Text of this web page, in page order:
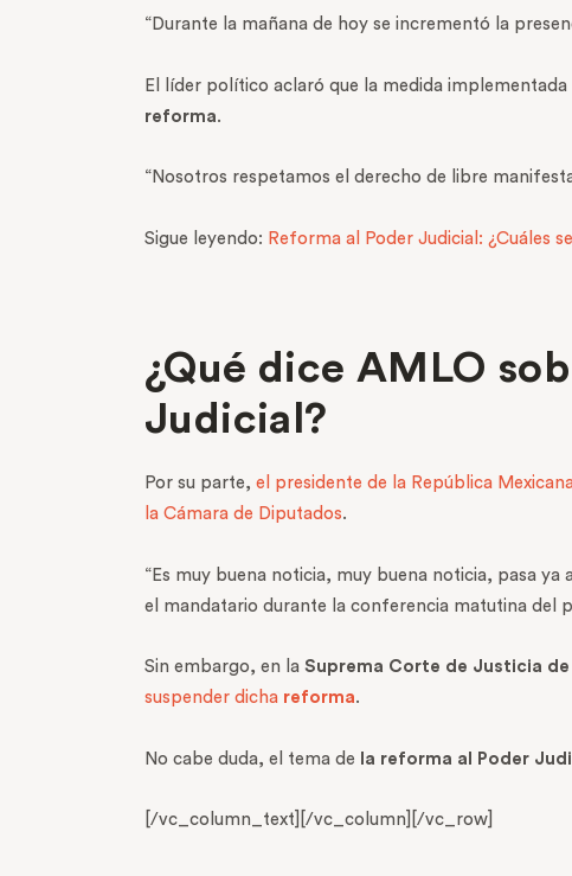
“Durante la mañana de hoy se incrementó la
El líder político aclaró que la medida
reforma.
“Nosotros respetamos el derecho de libre
Sigue leyendo: Reforma al Poder Judicial: ¿Cuáles
¿Qué dice AMLO
Judicial?
Por su parte, el presidente de la República
la Cámara de Diputados.
“Es muy buena noticia, muy buena noticia, pasa
el mandatario durante la conferencia matutina del
Sin embargo, en la Suprema Corte de Justicia de
suspender dicha reforma.
No cabe duda, el tema de la reforma al Poder
[/vc_column_text][/vc_column][/vc_row]